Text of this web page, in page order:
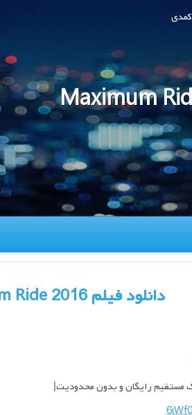
کمدی
دانلود فیلم Maximum Ride 2016